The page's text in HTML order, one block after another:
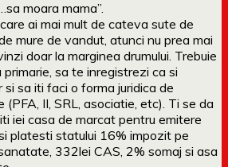
moara mama”.
ai mai mult de cateva sute de
mure de vandut, atunci nu prea mai
doar la marginea drumului. Trebuie
primarie, sa te inregistrezi ca si
si sa iti faci o forma juridica de
(PFA, II, SRL, asociatie, etc). Ti se da
iei casa de marcat pentru emitere
platesti statului 16% impozit pe
332lei CAS, 2% somaj si asa